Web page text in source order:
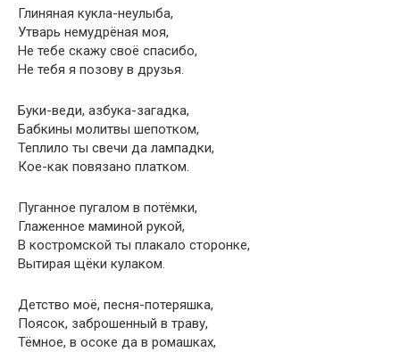
Глиняная кукла-неулыба,
Утварь немудрёная моя,
Не тебе скажу своё спасибо,
Не тебя я позову в друзья.
Буки-веди, азбука-загадка,
Бабкины молитвы шепотком,
Теплило ты свечи да лампадки,
Кое-как повязано платком.
Пуганное пугалом в потёмки,
Глаженное маминой рукой,
В костромской ты плакало сторонке,
Вытирая щёки кулаком.
Детство моё, песня-потеряшка,
Поясок, заброшенный в траву,
Тёмное, в осоке да в ромашках,